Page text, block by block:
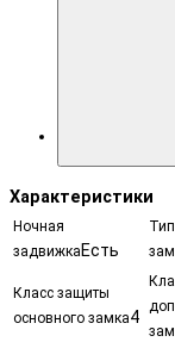
Характеристики
Ночная
задвижка Есть
Класс защиты
основного замка4